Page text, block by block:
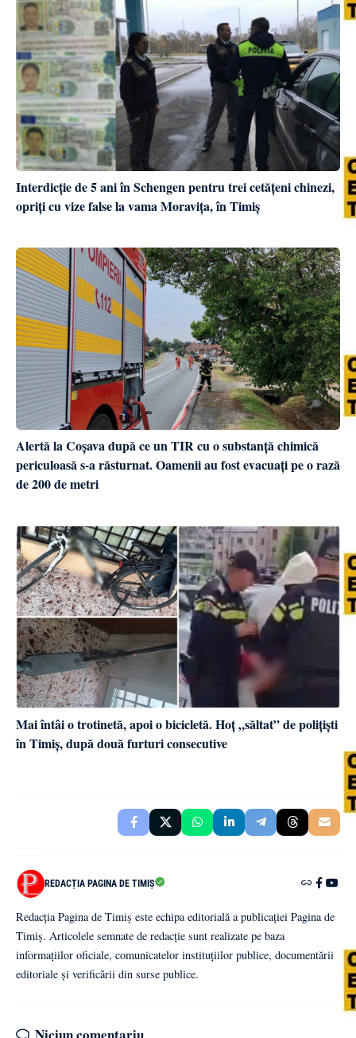
Interdicție de 5 ani în Schengen pentru trei cetățeni chinezi,
opriți cu vize false la vama Moravița, în Timiș
Alertă la Coșava după ce un TIR cu o substanță chimică
periculoasă s-a răsturnat. Oamenii au fost evacuați pe o rază
de 200 de metri
Mai întâi o trotinetă, apoi o bicicletă. Hoț „săltat” de polițiști
în Timiș, după două furturi consecutive
REDACȚIA PAGINA DE TIMIȘ
Redacția Pagina de Timiș este echipa editorială a publicației Pagina de
Timiș. Articolele semnate de redacție sunt realizate pe baza
informațiilor oficiale, comunicatelor instituțiilor publice, documentării
editoriale și verificării din surse publice.